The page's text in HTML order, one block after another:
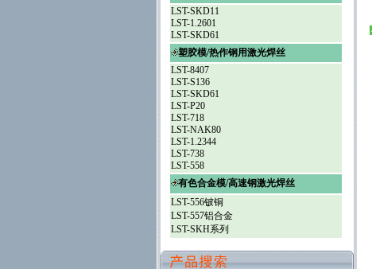
LST-SKD11
LST-1.2601
LST-SKD61
塑胶模/热作钢用激光焊丝
LST-8407
LST-S136
LST-SKD61
LST-P20
LST-718
LST-NAK80
LST-1.2344
LST-738
LST-558
有色合金模/高速钢激光焊丝
LST-556铍铜
LST-557铝合金
LST-SKH系列